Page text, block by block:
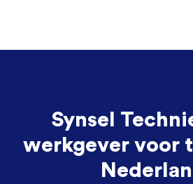
Synsel
werkgever voor